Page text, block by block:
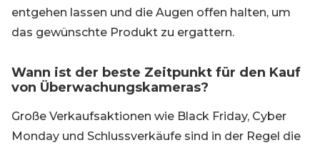
entgehen lassen und die Augen offen halten, um
das gewünschte Produkt zu ergattern.
Wann ist der beste Zeitpunkt für den Kauf
von Überwachungskameras?
Große Verkaufsaktionen wie Black Friday, Cyber
Monday und Schlussverkäufe sind in der Regel die